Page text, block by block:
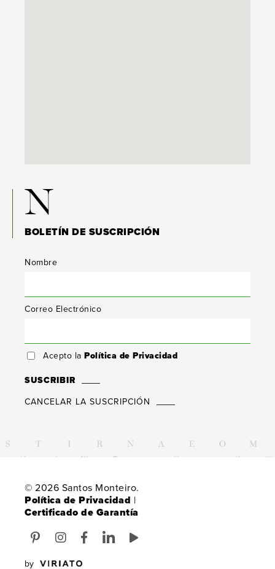
N
BOLETÍN DE SUSCRIPCIÓN
Nombre
Correo Electrónico
Acepto la Política de Privacidad
SUSCRIBIR
CANCELAR LA SUSCRIPCIÓN
© 2026 Santos Monteiro.
Política de Privacidad |
Certificado de Garantía
by